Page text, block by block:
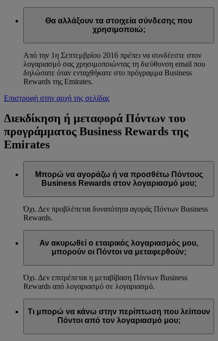
Θα αλλάξουν τα στοιχεία σύνδεσης που
χρησιμοποιώ;
Από την 1η Σεπτεμβρίου 2016 πρέπει να συνδέεστε στον
λογαριασμό σας χρησιμοποιώντας τη διεύθυνση email που
δηλώσατε όταν ενταχθήκατε στο πρόγραμμα Business
Rewards της Emirates.
Επιστροφή στην αρχή της σελίδας
Διεκδίκηση ή μεταφορά Πόντων του
προγράμματος Business Rewards της
Emirates
Μπορώ να αγοράζω ή να προσθέτω Πόντους
Business Rewards στον λογαριασμό μου;
Όχι. Δεν προβλέπεται δυνατότητα αγοράς Πόντων Business
Rewards.
Αν ακυρωθεί ο εταιρικός λογαριασμός μου,
μπορούν οι Πόντοι να μεταφερθούν;
Όχι. Δεν επιτρέπεται η μεταβίβαση Πόντων Business
Rewards από λογαριασμό σε λογαριασμό.
Τι μπορώ να κάνω στην περίπτωση που λείπουν
Πόντοι από τον λογαριασμό μου;